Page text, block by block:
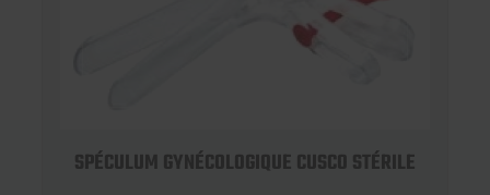
SPÉCULUM GYNÉCOLOGIQUE CUSCO STÉRILE